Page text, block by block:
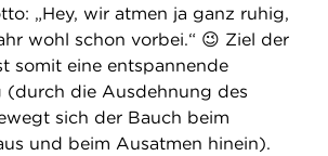
„Hey, wir atmen ja ganz ruhig,
wohl schon vorbei.“ 😉 Ziel der
somit eine entspannende
(durch die Ausdehnung des
sich der Bauch beim
und beim Ausatmen hinein).